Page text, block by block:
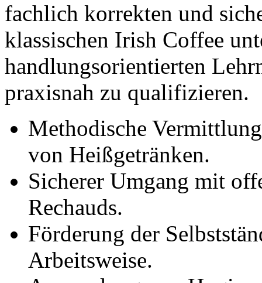
fachlich korrekten und
klassischen Irish Coffee
handlungsorientierten
praxisnah zu qualifizieren.
Methodische
von Heißgetränken.
Sicherer Umgang mit
Rechauds.
Förderung der
Arbeitsweise.